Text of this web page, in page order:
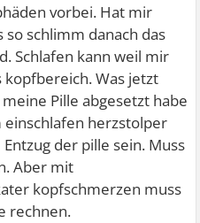
vorbei. Hat mir
so schlimm danach das
Schlafen kann weil mir
Was jetzt
Pille abgesetzt habe
einschlafen herzstolper
der pille sein. Muss
Aber mit
kopfschmerzen muss
rechnen.